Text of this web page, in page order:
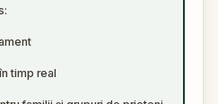
timp real